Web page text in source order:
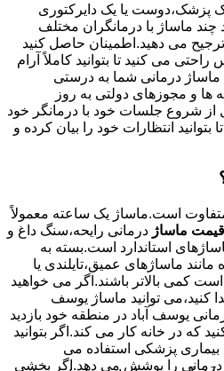
پزشک،دوست یا یک دایرکتوری
چند ماساژ با درمانگران مختلف
ترجیح می دهید.اطمینان حاصل کنید
می کنید تا بتوانید کاملاً آرام
ماساژ درمانی شما به درستی
ها و مجوزهای دولتی به روز
شروع جلسات خود با درمانگر خود
بتوانید انتظارات خود را بیان کرده و
است.ماساژ یک ساعته معمولاً
قیمت ماساژ درمانی رایحه،سنگ داغ و
استاندارد است.بسته به
ماساژهای عمیق،تایلندی یا
کمی بالاتر باشند.اگر می خواهید
کنید،می توانید ماساژ یوسف
یوسف آباد در منطقه خود بازدید
که در خانه کار می کند.اگر بتوانید
پزشکی استفاده می
درمانی را پوشش می دهد.اگر بخشی